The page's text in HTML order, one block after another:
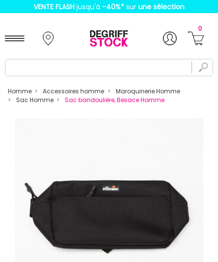
VENTE FLASH jusqu'à -40%* sur une sélection
0
Homme Accessoires homme
Maroquinerie Homme
Sac Homme
Sac bandoulière, Besace Homme